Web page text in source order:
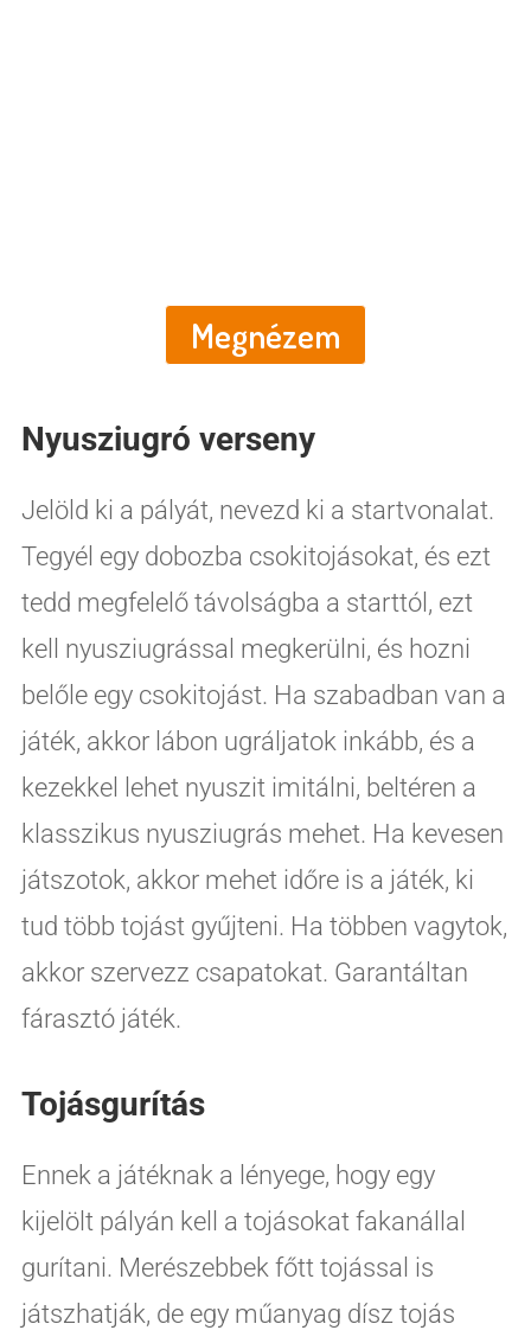
Megnézem
Nyusziugró verseny
Jelöld ki a pályát, nevezd ki a startvonalat.
Tegyél egy dobozba csokitojásokat, és ezt
tedd megfelelő távolságba a starttól, ezt
kell nyusziugrással megkerülni, és hozni
belőle egy csokitojást. Ha szabadban van a
játék, akkor lábon ugráljatok inkább, és a
kezekkel lehet nyuszit imitálni, beltéren a
klasszikus nyusziugrás mehet. Ha kevesen
játszotok, akkor mehet időre is a játék, ki
tud több tojást gyűjteni. Ha többen vagytok,
akkor szervezz csapatokat. Garantáltan
fárasztó játék.
Tojásgurítás
Ennek a játéknak a lényege, hogy egy
kijelölt pályán kell a tojásokat fakanállal
gurítani. Merészebbek főtt tojással is
játszhatják, de egy műanyag dísz tojás